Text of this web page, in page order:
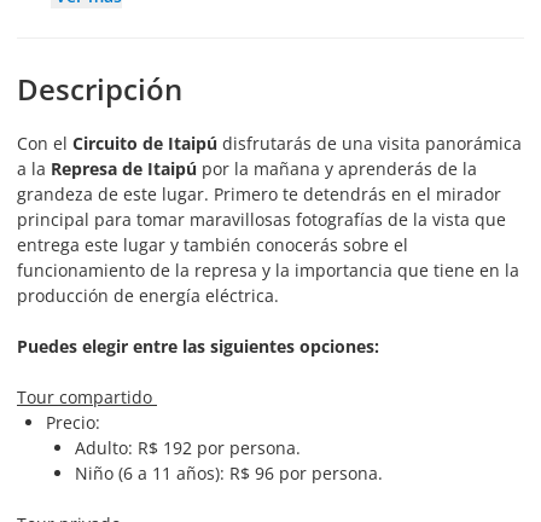
Descripción
Con el Circuito de Itaipú disfrutarás de una visita panorámica
a la Represa de Itaipú por la mañana y aprenderás de la
grandeza de este lugar. Primero te detendrás en el mirador
principal para tomar maravillosas fotografías de la vista que
entrega este lugar y también conocerás sobre el
funcionamiento de la represa y la importancia que tiene en la
producción de energía eléctrica.
Puedes elegir entre las siguientes opciones:
Tour compartido
Precio:
Adulto: R$ 192 por persona.
Niño (6 a 11 años): R$ 96 por persona.